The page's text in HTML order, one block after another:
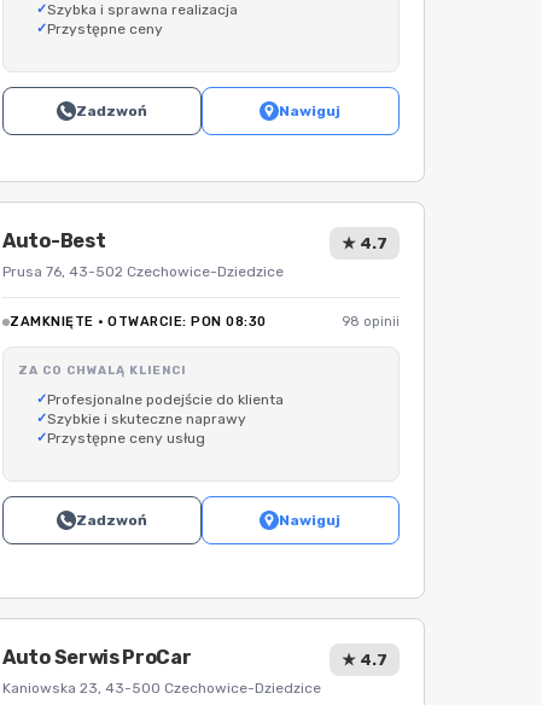
Szybka i sprawna realizacja
Przystępne ceny
Zadzwoń Nawiguj
Auto-Best
Prusa 76, 43-502 Czechowice-Dziedzice
★ 4.7
ZAMKNIĘTE · OTWARCIE: PON 08:30 98 opinii
ZA CO CHWALĄ KLIENCI
Profesjonalne podejście do klienta
Szybkie i skuteczne naprawy
Przystępne ceny usług
Zadzwoń Nawiguj
Auto Serwis ProCar
Kaniowska 23, 43-500 Czechowice-Dziedzice
★ 4.7